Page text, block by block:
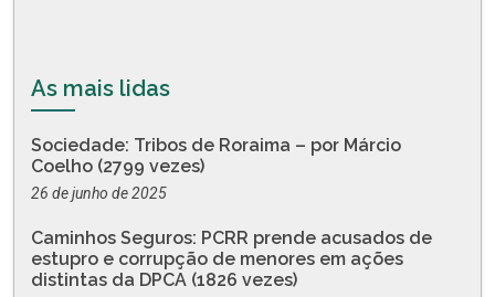
As mais lidas
Sociedade: Tribos de Roraima – por Márcio
Coelho (2799 vezes)
26 de junho de 2025
Caminhos Seguros: PCRR prende acusados de
estupro e corrupção de menores em ações
distintas da DPCA (1826 vezes)